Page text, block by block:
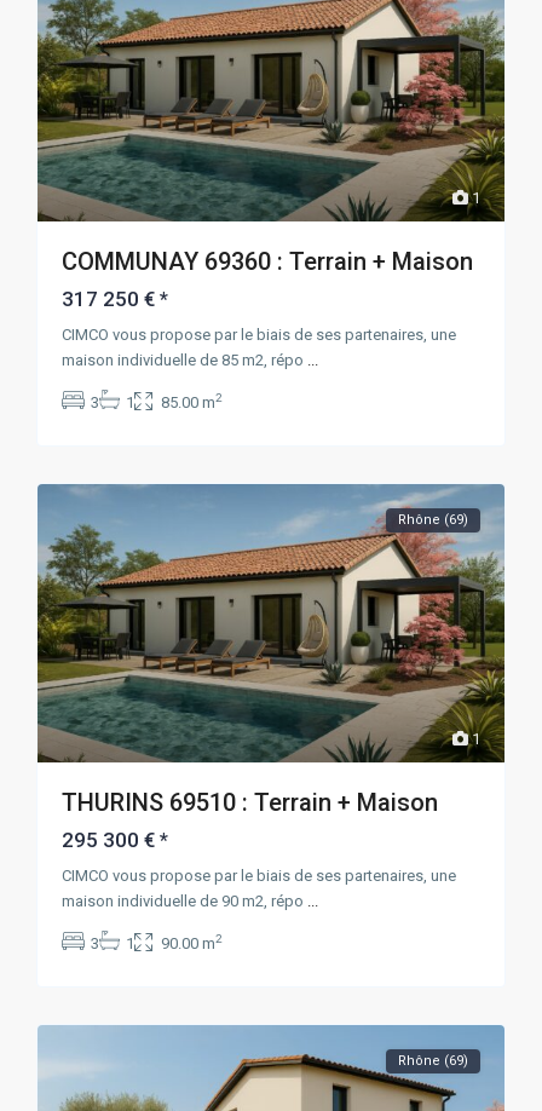
1
COMMUNAY 69360 : Terrain + Maison
317 250 €*
CIMCO vous propose par le biais de ses partenaires, une
maison individuelle de 85 m2, répo
3 1 85.00 m2
1
Rhône (69)
THURINS 69510 : Terrain + Maison
295 300 €*
CIMCO vous propose par le biais de ses partenaires, une
maison individuelle de 90 m2, répo
3 1 90.00 m2
Rhône (69)